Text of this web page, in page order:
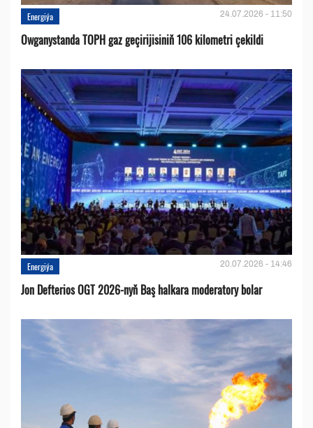
Energiýa 24.07.2026 - 11:50
Owganystanda TOPH gaz geçirijisiniň 106 kilometri çekildi
Energiýa 20.07.2026 - 14:46
Jon Defterios OGT 2026-nyň Baş halkara moderatory bolar